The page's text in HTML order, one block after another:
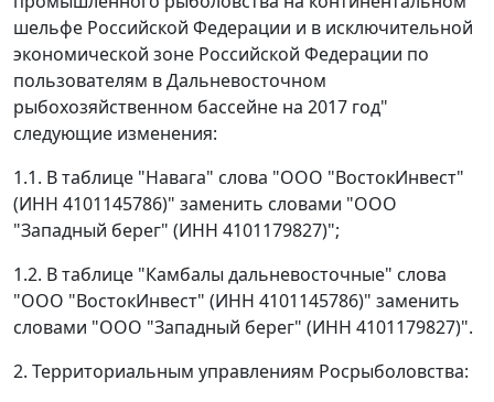
шельфе Российской Федерации и в исключительной
экономической зоне Российской Федерации по
пользователям в Дальневосточном
рыбохозяйственном бассейне на 2017 год"
следующие изменения:
1.1. В таблице "Навага" слова "ООО "ВостокИнвест"
(ИНН 4101145786)" заменить словами "ООО
"Западный берег" (ИНН 4101179827)";
1.2. В таблице "Камбалы дальневосточные" слова
"ООО "ВостокИнвест" (ИНН 4101145786)" заменить
словами "ООО "Западный берег" (ИНН 4101179827)".
2. Территориальным управлениям Росрыболовства: